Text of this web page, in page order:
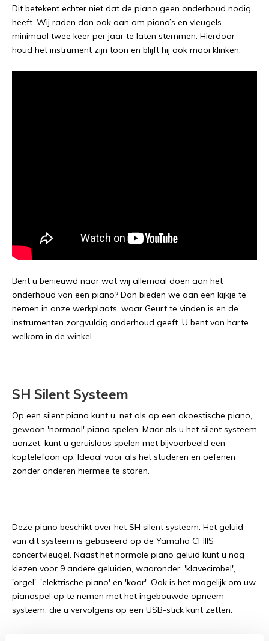
Dit betekent echter niet dat de piano geen onderhoud nodig
heeft. Wij raden dan ook aan om piano’s en vleugels
minimaal twee keer per jaar te laten stemmen. Hierdoor
houd het instrument zijn toon en blijft hij ook mooi klinken.
Bent u benieuwd naar wat wij allemaal doen aan het
onderhoud van een piano? Dan bieden we aan een kijkje te
nemen in onze werkplaats, waar Geurt te vinden is en de
instrumenten zorgvuldig onderhoud geeft. U bent van harte
welkom in de winkel.
SH Silent Systeem
Op een silent piano kunt u, net als op een akoestische piano,
gewoon 'normaal' piano spelen. Maar als u het silent systeem
aanzet, kunt u geruisloos spelen met bijvoorbeeld een
koptelefoon op. Ideaal voor als het studeren en oefenen
zonder anderen hiermee te storen.
Deze piano beschikt over het SH silent systeem. Het geluid
van dit systeem is gebaseerd op de Yamaha CFIIIS
concertvleugel. Naast het normale piano geluid kunt u nog
kiezen voor 9 andere geluiden, waaronder: 'klavecimbel',
'orgel', 'elektrische piano' en 'koor'. Ook is het mogelijk om uw
pianospel op te nemen met het ingebouwde opneem
systeem, die u vervolgens op een USB-stick kunt zetten.